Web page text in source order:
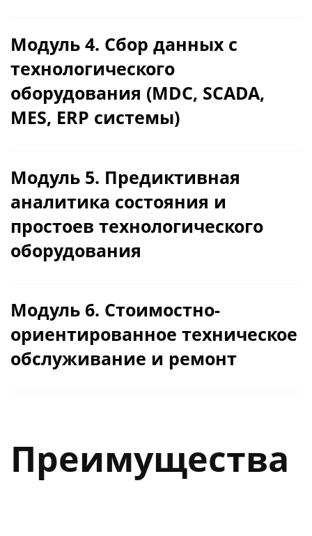
подхода (PdM): стратегия, экономика и
внедрение
Тема 3.2. Технологическая архитектура
PdM-системы: данные, аналитика,
Модуль 4. Сбор данных с
технологического
оборудования (MDC, SCADA,
MES, ERP системы)
сбора данных промышленного
оборудования
Тема 4.2: Интеграция данных в
корпоративные системы (SCADA, MES,
Модуль 5. Предиктивная
аналитика состояния и
простоев технологического
оборудования
анализа на базе данных. Построение
предиктивных моделей для
диагностики отказов
Модуль 6. Стоимостно-
ориентированное техническое
обслуживание и ремонт
Итоговая аттестация
Преимущества